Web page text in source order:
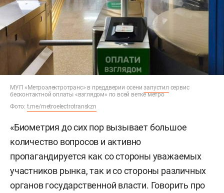
МУП «Метроэлектротранс» в преддверии осенизапустил сервис
бесконтактной оплаты «взглядом» по всей ветке метро
Фото: t.me/metroelectrotranskzn
«Биометрия до сих пор вызывает большое
количество вопросов и активно
пропагандируется как со стороны уважаемых
участников рынка, так и со стороны различных
органов государственной власти. Говорить про